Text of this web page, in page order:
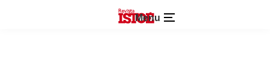
Menu